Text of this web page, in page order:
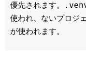
優先されます。
使われ、ないプロジ
が使われます。